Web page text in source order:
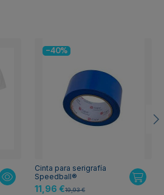
-40%
Cinta para serigrafía
Speedball®
11,96 €19,93 €